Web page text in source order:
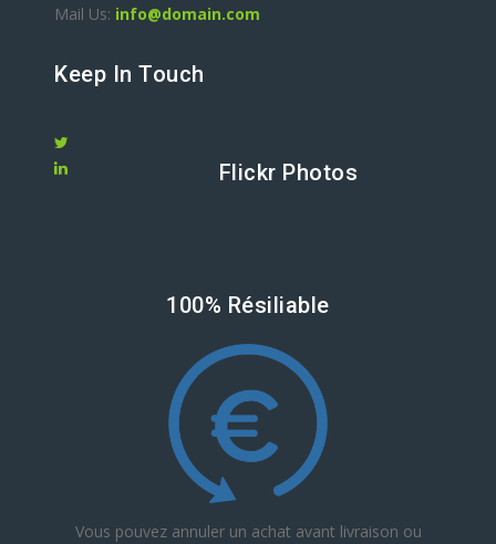
Mail Us: info@domain.com
Keep In Touch
Flickr Photos
100% Résiliable
Vous pouvez annuler un achat avant livraison ou